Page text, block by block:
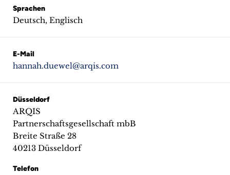
Team
Philosophie
Kontakt
Sprachen
Deutsch, Englisch
E-Mail
hannah.duewel@arqis.com
Düsseldorf
ARQIS
Partnerschaftsgesellschaft mbB
Breite Straße 28
40213 Düsseldorf
Telefon